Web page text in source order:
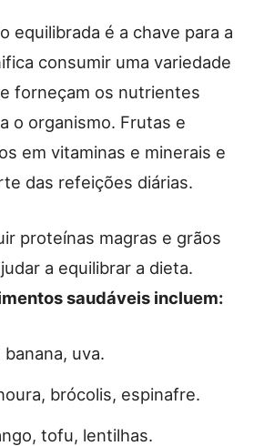
equilibrada é a chave para a
consumir uma variedade
forneçam os nutrientes
o organismo. Frutas e
em vitaminas e minerais e
das refeições diárias.
proteínas magras e grãos
a equilibrar a dieta.
saudáveis incluem:
banana, uva.
brócolis, espinafre.
tofu, lentilhas.